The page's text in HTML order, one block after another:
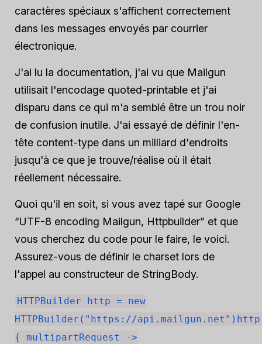
caractères spéciaux s'affichent correctement
dans les messages envoyés par courrier
électronique.
J'ai lu la documentation, j'ai vu que Mailgun
utilisait l'encodage quoted-printable et j'ai
disparu dans ce qui m'a semblé être un trou noir
de confusion inutile. J'ai essayé de définir l'en-
tête content-type dans un milliard d'endroits
jusqu'à ce que je trouve/réalise où il était
réellement nécessaire.
Quoi qu'il en soit, si vous avez tapé sur Google
“UTF-8 encoding Mailgun, Httpbuilder” et que
vous cherchez du code pour le faire, le voici.
Assurez-vous de définir le charset lors de
l'appel au constructeur de StringBody.
HTTPBuilder http = new
HTTPBuilder("https://
{ multipartRequest ->